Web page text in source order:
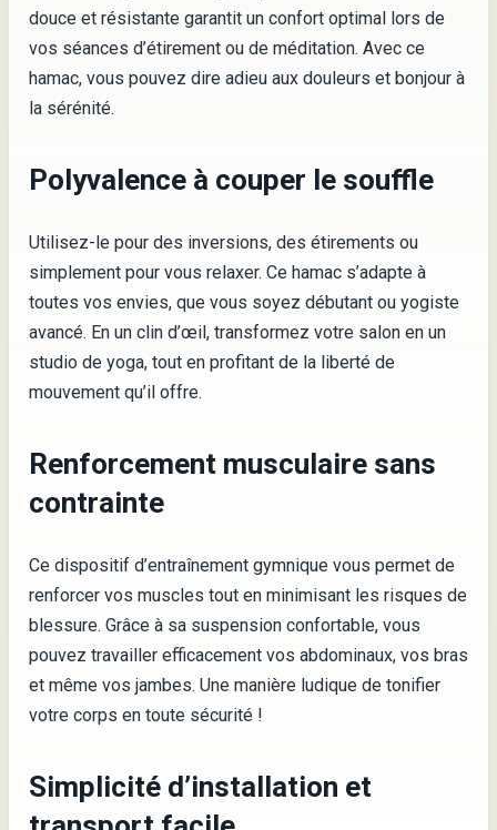
douce et résistante garantit un confort optimal lors de
vos séances d’étirement ou de méditation. Avec ce
hamac, vous pouvez dire adieu aux douleurs et bonjour à
la sérénité.
Polyvalence à couper le souffle
Utilisez-le pour des inversions, des étirements ou
simplement pour vous relaxer. Ce hamac s’adapte à
toutes vos envies, que vous soyez débutant ou yogiste
avancé. En un clin d’œil, transformez votre salon en un
studio de yoga, tout en profitant de la liberté de
mouvement qu’il offre.
Renforcement musculaire sans
contrainte
Ce dispositif d’entraînement gymnique vous permet de
renforcer vos muscles tout en minimisant les risques de
blessure. Grâce à sa suspension confortable, vous
pouvez travailler efficacement vos abdominaux, vos bras
et même vos jambes. Une manière ludique de tonifier
votre corps en toute sécurité !
Simplicité d’installation et